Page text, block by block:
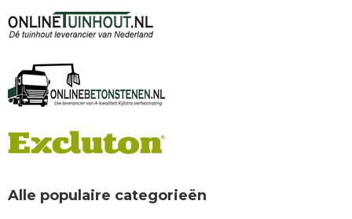
Alle populaire categorieën